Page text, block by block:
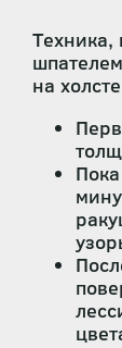
Техника,
на холсте